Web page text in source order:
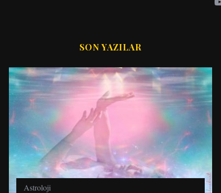
SON YAZILAR
Astroloji